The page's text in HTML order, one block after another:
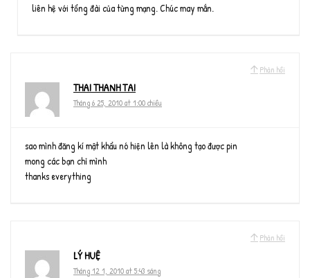
liên hệ với tổng đài của từng mạng. Chúc may mắn.
Phản hồi
THAI THANH TAI
Tháng 6 25, 2010 at 1:00 chiều
sao mình đăng kí mật khẩu nó hiện lên là không tạo được pin
mong các bạn chỉ mình
thanks everything
Phản hồi
LÝ HUỆ
Tháng 12 1, 2010 at 5:43 sáng